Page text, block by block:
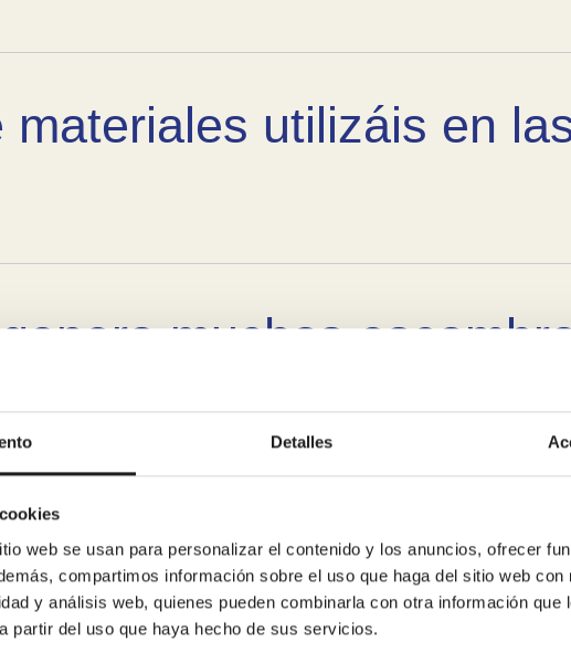
Detalles
web se usan para personalizar el contenido y los anuncios, ofrecer
compartimos información sobre el uso que haga del sitio web
y análisis web, quienes pueden combinarla con otra información que
partir del uso que haya hecho de sus servicios.
materiales utilizáis en
muchos
mi reforma de baño